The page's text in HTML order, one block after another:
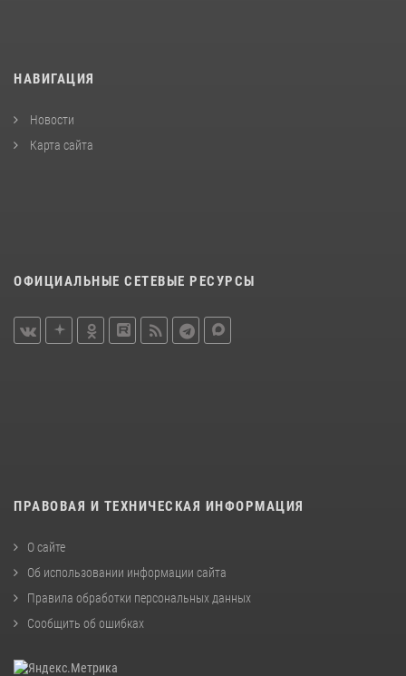
НАВИГАЦИЯ
Новости
Карта сайта
ОФИЦИАЛЬНЫЕ СЕТЕВЫЕ РЕСУРСЫ
ПРАВОВАЯ И ТЕХНИЧЕСКАЯ ИНФОРМАЦИЯ
О сайте
Об использовании информации сайта
Правила обработки персональных данных
Сообщить об ошибках